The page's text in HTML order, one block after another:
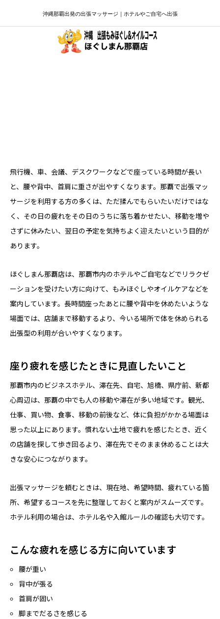
沖縄那覇出発の出張マッサージ｜ホテルやご自宅へ出張
飛行機、車、会議、デスクワークなどで座っている時間が長い
と、腰や背中、首肩に重さが出やすくなります。那覇で出張マッ
サージを利用する方の多くは、ただ揉んでもらいたいだけではな
く、その日の疲れをその日のうちに落ち着かせたい、移動を増や
さずに休みたい、翌日の予定を気持ちよく迎えたいという目的が
あります。
ほぐしまん那覇店は、那覇市内のホテルやご自宅などでリラクゼ
ーションを受けたい方に向けて、もみほぐしやオイルケアなどを
案内しています。長時間座ったあとに腰や背中を休めたいような
場面では、店舗まで移動するより、今いる場所で体を休められる
出張型の利用が合いやすくなります。
座り疲れを感じたときに見直したいこと
那覇市内のビジネスホテル、滞在先、自宅、旭橋、県庁前、新都
心周辺は、那覇の中でも人の移動や滞在が多い地域です。観光、
仕事、買い物、食事、移動の前後など、体に負担がかかる場面は
思った以上にあります。慣れない土地で疲れを感じたとき、近く
の店舗を探して歩き回るより、滞在先でそのまま休めることは大
きな安心につながります。
出張マッサージを頼むときは、現在地、希望時間、疲れている箇
所、希望するコースを先に整理しておくと案内がスムーズです。
ホテル利用の場合は、ホテル名や入館ルールの確認も大切です。
こんな疲れを感じる方に向いています
腰が重い
背中が張る
首肩が固い
脚までだるさを感じる